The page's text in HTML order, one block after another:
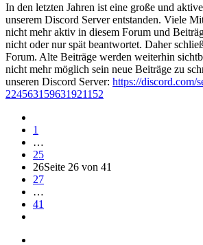
In den letzten Jahren ist eine große und
unserem Discord Server entstanden. Viele
nicht mehr aktiv in diesem Forum und
nicht oder nur spät beantwortet. Daher
Forum. Alte Beiträge werden weiterhin
nicht mehr möglich sein neue Beiträge zu
unseren Discord Server: https://discord.com/
224563159631921152
1
…
25
26Seite 26 von 41
27
…
41